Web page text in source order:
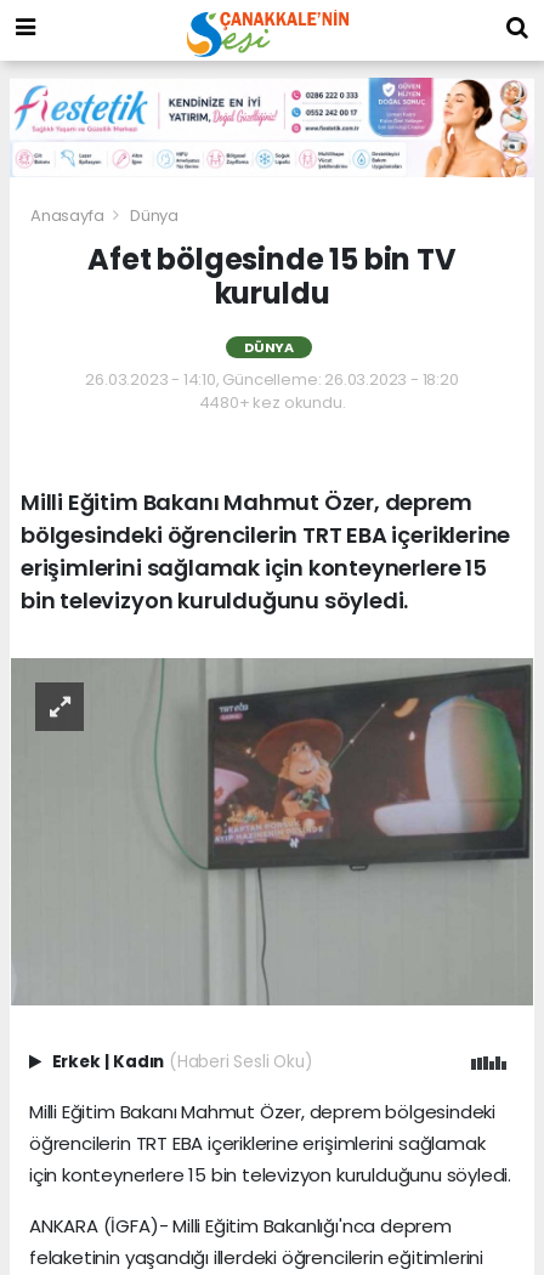
Anasayfa Dünya
Afet bölgesinde 15 bin TV
kuruldu
DÜNYA
26.03.2023 - 14:10, Güncelleme: 26.03.2023 - 18:20
4480+ kez okundu.
Milli Eğitim Bakanı Mahmut Özer, deprem
bölgesindeki öğrencilerin TRT EBA içeriklerine
erişimlerini sağlamak için konteynerlere 15
bin televizyon kurulduğunu söyledi.
Erkek Kadın (Haberi Sesli Oku)
Milli Eğitim Bakanı Mahmut Özer, deprem bölgesindeki
öğrencilerin TRT EBA içeriklerine erişimlerini sağlamak
için konteynerlere 15 bin televizyon kurulduğunu söyledi.
ANKARA (İGFA)- Milli Eğitim Bakanlığı'nca deprem
felaketinin yaşandığı illerdeki öğrencilerin eğitimlerini